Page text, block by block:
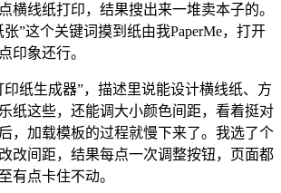
横线纸打印，结果搜出来一堆卖本子的。
”这个关键词摸到纸由我PaperMe，打开
印象还行。
印纸生成器”，描述里说能设计横线纸、方
纸这些，还能调大小颜色间距，看着挺对
，加载模板的过程就慢下来了。我选了个
改间距，结果每点一次调整按钮，页面都
有点卡住不动。